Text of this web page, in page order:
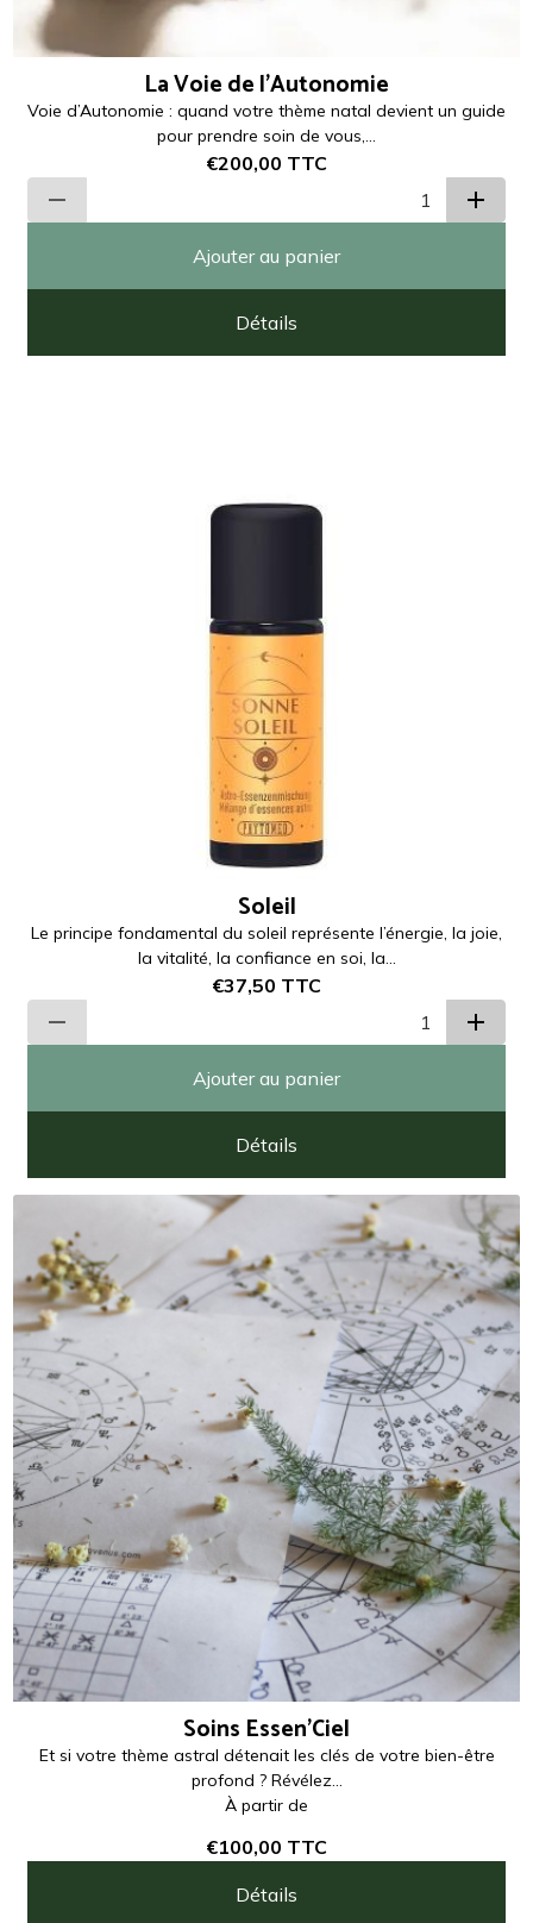
La Voie de l'Autonomie
Voie d’Autonomie : quand votre thème natal devient un guide
pour prendre soin de vous,...
€200,00 TTC
Ajouter au panier
Détails
Soleil
Le principe fondamental du soleil représente l’énergie, la joie,
la vitalité, la confiance en soi, la...
€37,50 TTC
Ajouter au panier
Détails
Soins Essen'Ciel
Et si votre thème astral détenait les clés de votre bien-être
profond ? Révélez...
À partir de
€100,00 TTC
Détails